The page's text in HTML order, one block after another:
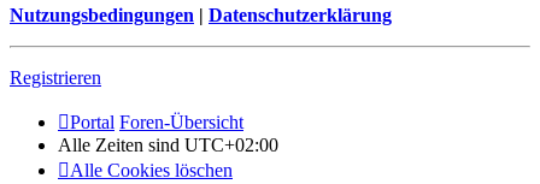
Nutzungsbedingungen | Datenschutzerklärung
Registrieren
Portal Foren-Übersicht
Alle Zeiten sind UTC+02:00
Alle Cookies löschen